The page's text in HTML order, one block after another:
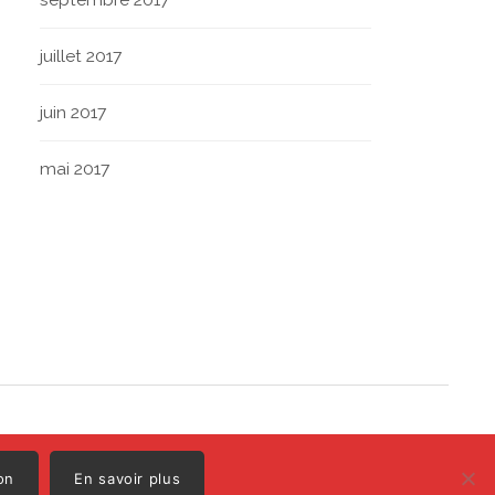
juillet 2017
juin 2017
mai 2017
par Polo
En savoir plus